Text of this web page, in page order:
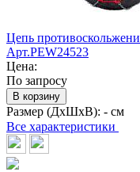
Цепь
Арт.PEW24523
Цена:
По запросу
В корзину
Размер (ДхШхВ): - см
Все характеристики